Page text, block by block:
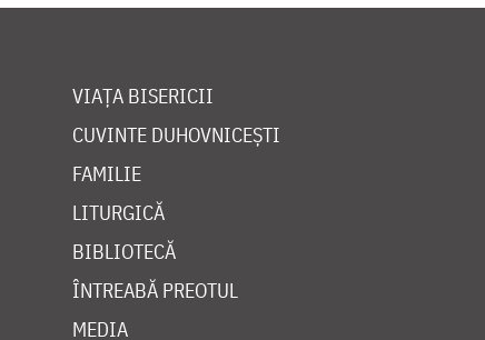
VIAȚA BISERICII
CUVINTE DUHOVNICEȘTI
FAMILIE
LITURGICĂ
BIBLIOTECĂ
ÎNTREABĂ PREOTUL
MEDIA